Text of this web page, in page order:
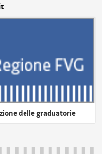
delle graduatorie